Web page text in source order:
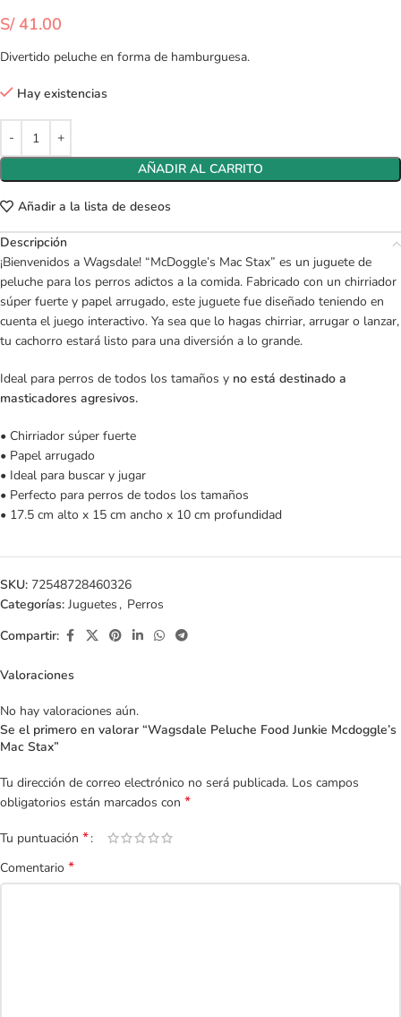
S/41.00
Divertido peluche en forma de hamburguesa.
Hay existencias
AÑADIR AL CARRITO
Añadir a la lista de deseos
Descripción
¡Bienvenidos a Wagsdale! “McDoggle’s Mac Stax” es un juguete de
peluche para los perros adictos a la comida. Fabricado con un chirriador
súper fuerte y papel arrugado, este juguete fue diseñado teniendo en
cuenta el juego interactivo. Ya sea que lo hagas chirriar, arrugar o lanzar,
tu cachorro estará listo para una diversión a lo grande.
Ideal para perros de todos los tamaños y no está destinado a
masticadores agresivos.
• Chirriador súper fuerte
• Papel arrugado
• Ideal para buscar y jugar
• Perfecto para perros de todos los tamaños
• 17.5 cm alto x 15 cm ancho x 10 cm profundidad
SKU: 72548728460326
Categorías: Juguetes , Perros
Compartir:
Valoraciones
No hay valoraciones aún.
Se el primero en valorar “Wagsdale Peluche Food Junkie Mcdoggle’s
Mac Stax”
Tu dirección de correo electrónico no será publicada. Los campos
obligatorios están marcados con *
Tu puntuación *
Comentario *